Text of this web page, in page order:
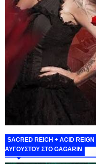
SACRED REICH + ACID REIGN
ΑΥΓΟΥΣΤΟΥ ΣΤΟ GAGARIN